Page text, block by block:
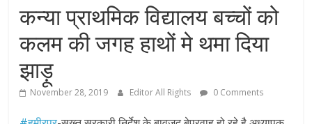
कन्या प्राथमिक विद्यालय बच्चों को
कलम की जगह हाथों मे थमा दिया
झाड़ू
November 28, 2019 Editor All Rights 0 Comments